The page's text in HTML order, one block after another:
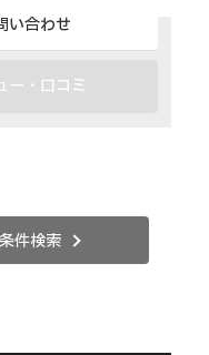
い合わせ
ー・口コミ
件検索